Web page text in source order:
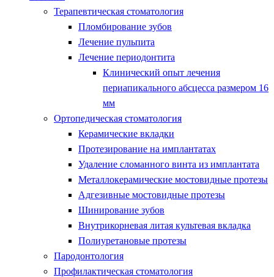
Терапевтическая стоматология
Пломбирование зубов
Лечение пульпита
Лечение периодонтита
Клинический опыт лечения
периапикального абсцесса размером 16
мм
Ортопедическая стоматология
Керамические вкладки
Протезирование на имплантатах
Удаление сломанного винта из имплантата
Металлокерамические мостовидные протезы
Адгезивные мостовидные протезы
Шинирование зубов
Внутрикорневая литая культевая вкладка
Полиуретановые протезы
Пародонтология
Профилактическая стоматология